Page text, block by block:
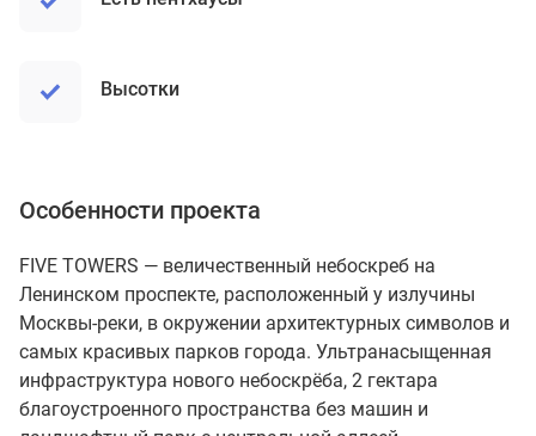
Высотки
Особенности проекта
FIVE TOWERS — величественный небоскреб на
Ленинском проспекте, расположенный у излучины
Москвы-реки, в окружении архитектурных символов и
самых красивых парков города. Ультранасыщенная
инфраструктура нового небоскрёба, 2 гектара
благоустроенного пространства без машин и